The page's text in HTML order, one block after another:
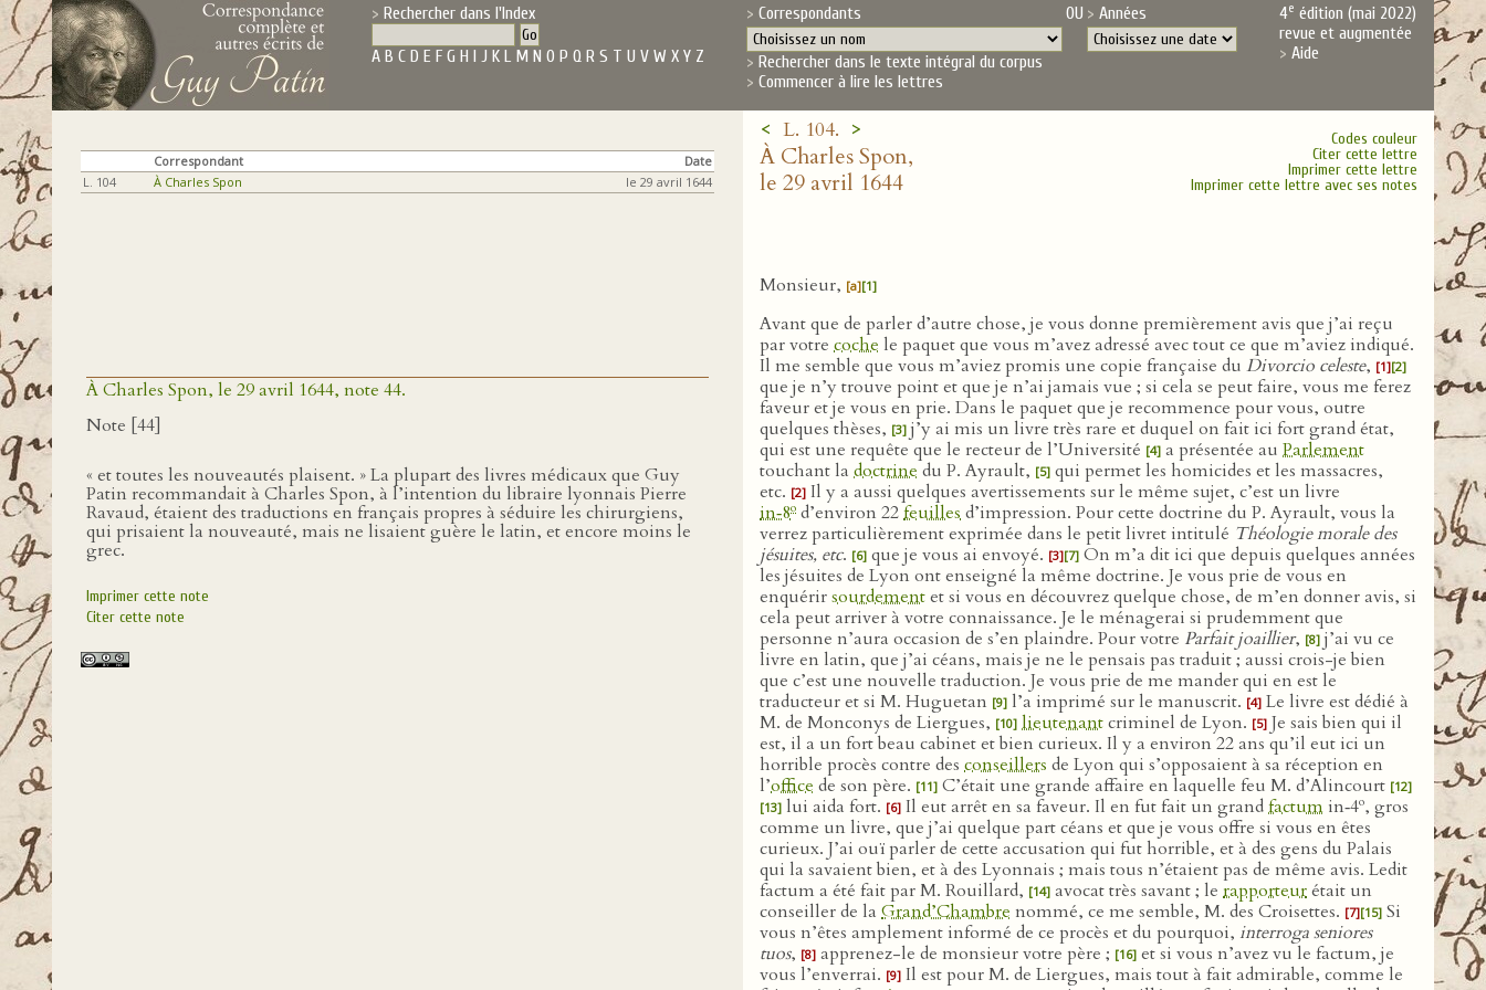
Rechercher dans l'Index
A B C D E F G H I J K L M N O P Q R S T U V W X Y Z
Correspondants OU Années
Rechercher dans le texte intégral du corpus
Commencer à lire les lettres
4e édition (mai 2022)
revue et augmentée
Aide